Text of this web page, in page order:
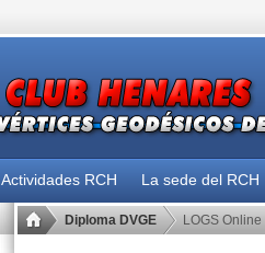
Actividades RCH La sede del RCH
Diploma DVGE LOGS Online